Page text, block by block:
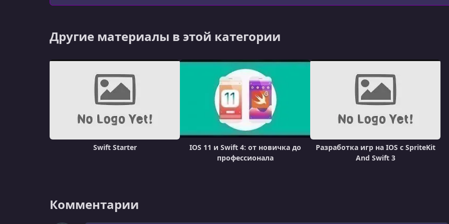
Другие материалы в этой категории
Swift Starter
IOS 11 и Swift 4: от новичка до
профессионала
Разработка игр на IOS с SpriteKit
And Swift 3
Комментарии